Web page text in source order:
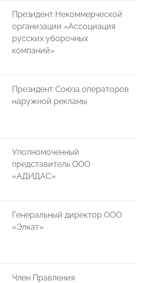
Президент Некоммерческой
организации «Ассоциация
русских уборочных
компаний»
Президент Союза операторов
наружной рекламы
Уполномоченный
представитель ООО
«АДИДАС»
Генеральный директор ООО
«Элкат»
Член Правления